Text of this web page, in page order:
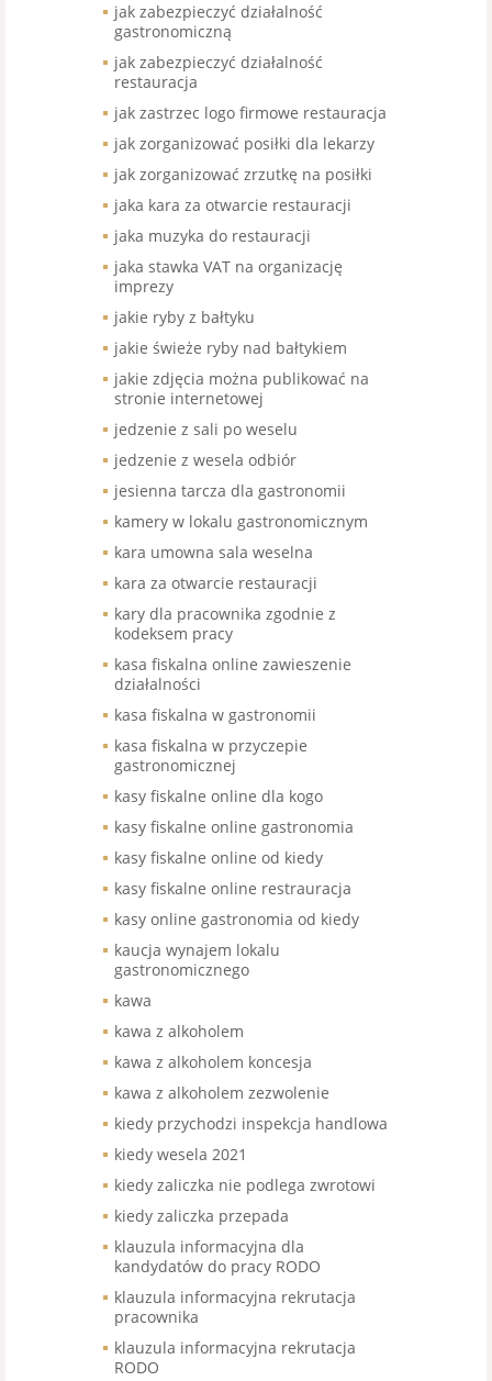
jak zabezpieczyć działalność
gastronomiczną
jak zabezpieczyć działalność
restauracja
jak zastrzec logo firmowe restauracja
jak zorganizować posiłki dla lekarzy
jak zorganizować zrzutkę na posiłki
jaka kara za otwarcie restauracji
jaka muzyka do restauracji
jaka stawka VAT na organizację
imprezy
jakie ryby z bałtyku
jakie świeże ryby nad bałtykiem
jakie zdjęcia można publikować na
stronie internetowej
jedzenie z sali po weselu
jedzenie z wesela odbiór
jesienna tarcza dla gastronomii
kamery w lokalu gastronomicznym
kara umowna sala weselna
kara za otwarcie restauracji
kary dla pracownika zgodnie z
kodeksem pracy
kasa fiskalna online zawieszenie
działalności
kasa fiskalna w gastronomii
kasa fiskalna w przyczepie
gastronomicznej
kasy fiskalne online dla kogo
kasy fiskalne online gastronomia
kasy fiskalne online od kiedy
kasy fiskalne online restrauracja
kasy online gastronomia od kiedy
kaucja wynajem lokalu
gastronomicznego
kawa
kawa z alkoholem
kawa z alkoholem koncesja
kawa z alkoholem zezwolenie
kiedy przychodzi inspekcja handlowa
kiedy wesela 2021
kiedy zaliczka nie podlega zwrotowi
kiedy zaliczka przepada
klauzula informacyjna dla
kandydatów do pracy RODO
klauzula informacyjna rekrutacja
pracownika
klauzula informacyjna rekrutacja
RODO